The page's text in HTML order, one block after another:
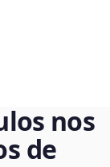
nos
de